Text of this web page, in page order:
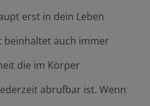
erst in dein Leben
beinhaltet auch immer
die im Körper
abrufbar ist. Wenn